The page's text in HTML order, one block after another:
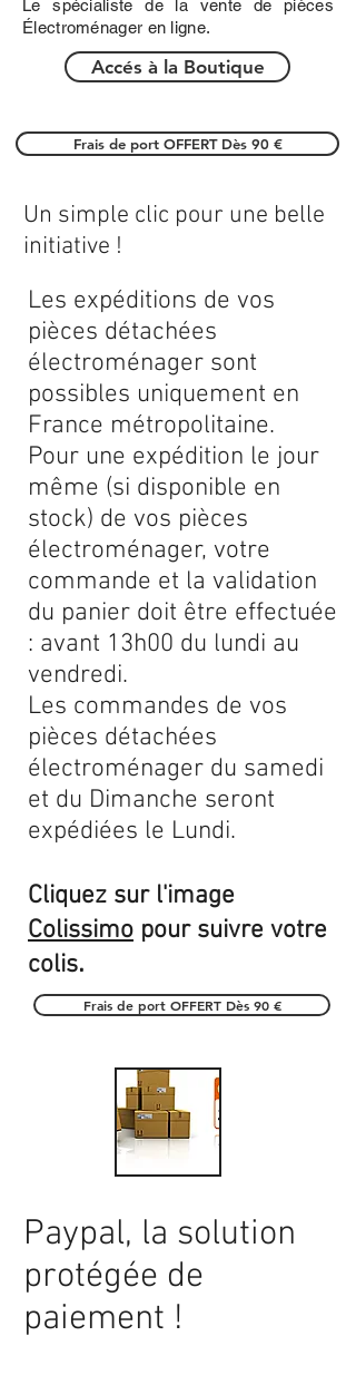
Le spécialiste de la vente de pièces
Électroménager en ligne.
Accés à la Boutique
Frais de port OFFERT Dès 90 €
Les expéditions de vos
pièces détachées
électroménager sont
possibles uniquement en
France métropolitaine.
Pour une expédition le jour
même (si disponible en
stock) de vos pièces
électroménager, votre
commande et la validation
du panier doit être effectuée
: avant 13h00 du lundi au
vendredi.
Les commandes de vos
pièces détachées
électroménager du samedi
et du Dimanche seront
expédiées le Lundi.
Cliquez sur l'image
Colissimo pour suivre votre
colis.
Un simple clic pour une belle
initiative !
Frais de port OFFERT Dès 90 €
Paypal, la solution
protégée de
paiement !